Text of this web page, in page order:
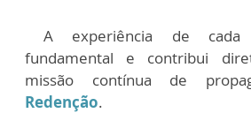
A experiência de cada
fundamental e contribui
missão contínua de
Redenção.